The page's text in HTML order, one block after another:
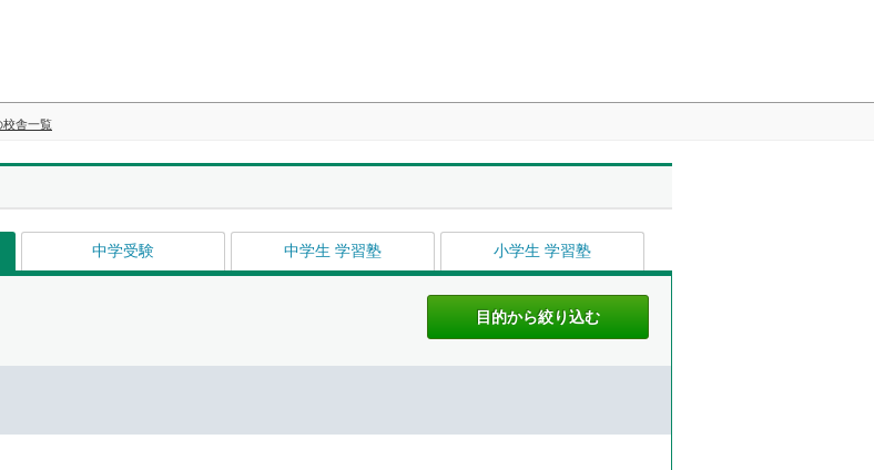
校舎一覧
中学受験 中学生 学習塾 小学生 学習塾